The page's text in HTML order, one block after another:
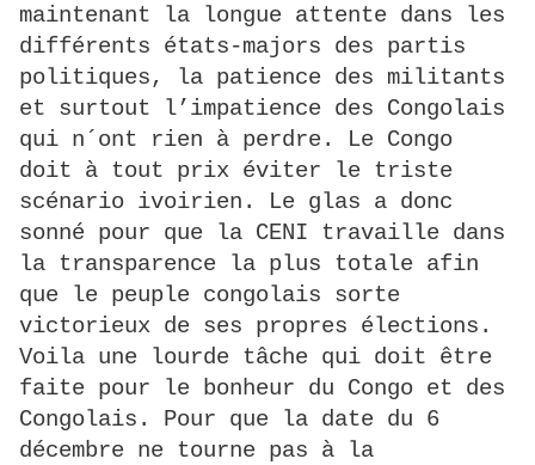
maintenant la longue attente dans les
différents états-majors des partis
politiques, la patience des militants
et surtout l’impatience des Congolais
qui n´ont rien à perdre. Le Congo
doit à tout prix éviter le triste
scénario ivoirien. Le glas a donc
sonné pour que la CENI travaille dans
la transparence la plus totale afin
que le peuple congolais sorte
victorieux de ses propres élections.
Voila une lourde tâche qui doit être
faite pour le bonheur du Congo et des
Congolais. Pour que la date du 6
décembre ne tourne pas à la